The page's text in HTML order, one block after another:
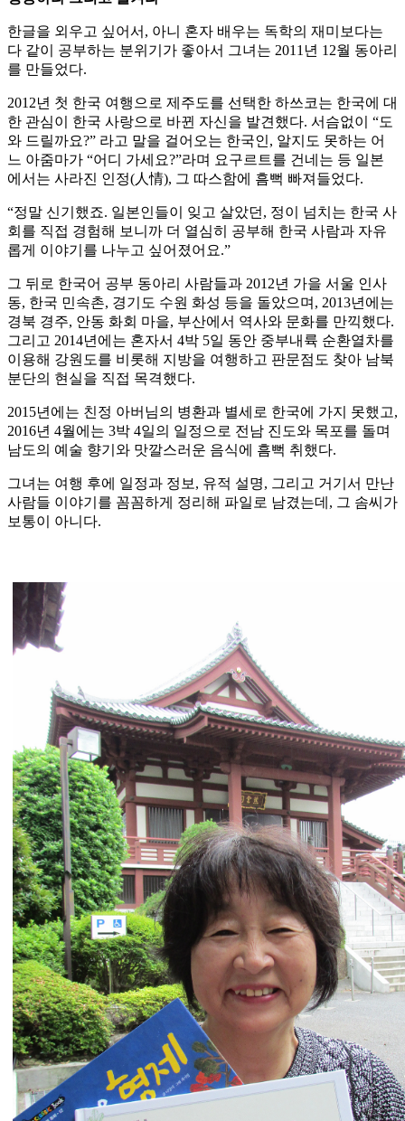
한글을 외우고 싶어서, 아니 혼자 배우는 독학의 재미보다는
다 같이 공부하는 분위기가 좋아서 그녀는 2011년 12월 동아리
를 만들었다.
2012년 첫 한국 여행으로 제주도를 선택한 하쓰코는 한국에 대
한 관심이 한국 사랑으로 바뀐 자신을 발견했다. 서슴없이 “도
와 드릴까요?” 라고 말을 걸어오는 한국인, 알지도 못하는 어
느 아줌마가 “어디 가세요?”라며 요구르트를 건네는 등 일본
에서는 사라진 인정(人情), 그 따스함에 흠뻑 빠져들었다.
“정말 신기했죠. 일본인들이 잊고 살았던, 정이 넘치는 한국 사
회를 직접 경험해 보니까 더 열심히 공부해 한국 사람과 자유
롭게 이야기를 나누고 싶어졌어요.”
그 뒤로 한국어 공부 동아리 사람들과 2012년 가을 서울 인사
동, 한국 민속촌, 경기도 수원 화성 등을 돌았으며, 2013년에는
경북 경주, 안동 화회 마을, 부산에서 역사와 문화를 만끽했다.
그리고 2014년에는 혼자서 4박 5일 동안 중부내륙 순환열차를
이용해 강원도를 비롯해 지방을 여행하고 판문점도 찾아 남북
분단의 현실을 직접 목격했다.
2015년에는 친정 아버님의 병환과 별세로 한국에 가지 못했고,
2016년 4월에는 3박 4일의 일정으로 전남 진도와 목포를 돌며
남도의 예술 향기와 맛깔스러운 음식에 흠뻑 취했다.
그녀는 여행 후에 일정과 정보, 유적 설명, 그리고 거기서 만난
사람들 이야기를 꼼꼼하게 정리해 파일로 남겼는데, 그 솜씨가
보통이 아니다.